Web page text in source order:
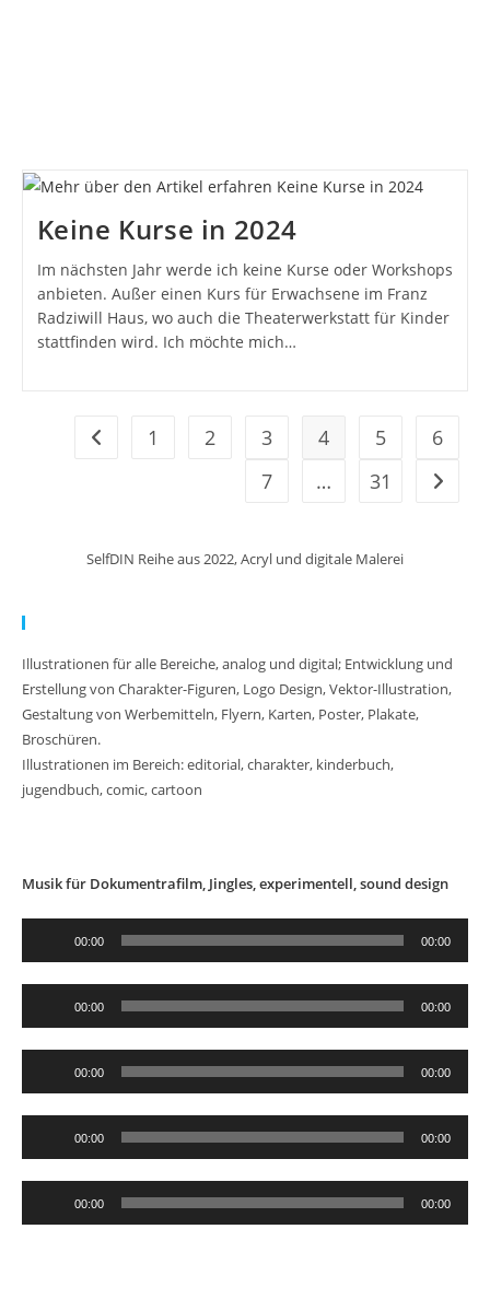
Keine Kurse in 2024
Im nächsten Jahr werde ich keine Kurse oder Workshops
anbieten. Außer einen Kurs für Erwachsene im Franz
Radziwill Haus, wo auch die Theaterwerkstatt für Kinder
stattfinden wird. Ich möchte mich…
Zur vorherigen Seite
1 2 3 4 5
6
7
… 31 Zur
SelfDIN Reihe aus 2022, Acryl und digitale Malerei
Illustrationen für alle Bereiche, analog und digital; Entwicklung und
Erstellung von Charakter-Figuren, Logo Design, Vektor-Illustration,
Gestaltung von Werbemitteln, Flyern, Karten, Poster, Plakate,
Broschüren.
Illustrationen im Bereich: editorial, charakter, kinderbuch,
jugendbuch, comic, cartoon
Musik für Dokumentrafilm, Jingles, experimentell, sound design
00:00 00:00
00:00 00:00
00:00 00:00
00:00 00:00
00:00 00:00